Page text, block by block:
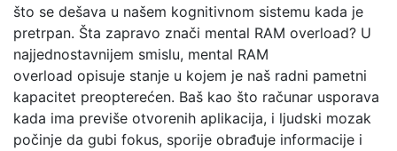
što se dešava u našem kognitivnom sistemu kada je
pretrpan. Šta zapravo znači mental RAM overload? U
najjednostavnijem smislu, mental RAM
overload opisuje stanje u kojem je naš radni pametni
kapacitet preopterećen. Baš kao što računar usporava
kada ima previše otvorenih aplikacija, i ljudski mozak
počinje da gubi fokus, sporije obrađuje informacije i